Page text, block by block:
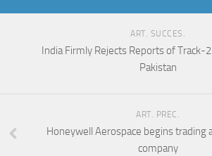
ART. SUCCES.
India Firmly Rejects Reports of Track-
Pakistan
ART. PREC.
Honeywell Aerospace begins trading
company